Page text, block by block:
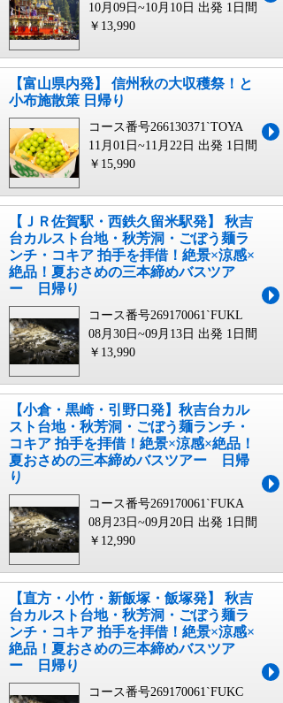
10月09日~10月10日 出発 1日間
￥13,990
【富山県内発】 信州秋の大収穫祭！と
小布施散策 日帰り
コース番号266130371`TOYA
11月01日~11月22日 出発 1日間
￥15,990
【ＪＲ佐賀駅・西鉄久留米駅発】 秋吉
台カルスト台地・秋芳洞・ごぼう麺ラ
ンチ・コキア 拍手を拝借！絶景×涼感×
絶品！夏おさめの三本締めバスツア
ー 日帰り
コース番号269170061`FUKL
08月30日~09月13日 出発 1日間
￥13,990
【小倉・黒崎・引野口発】秋吉台カル
スト台地・秋芳洞・ごぼう麺ランチ・
コキア 拍手を拝借！絶景×涼感×絶品！
夏おさめの三本締めバスツアー 日帰
り
コース番号269170061`FUKA
08月23日~09月20日 出発 1日間
￥12,990
【直方・小竹・新飯塚・飯塚発】 秋吉
台カルスト台地・秋芳洞・ごぼう麺ラ
ンチ・コキア 拍手を拝借！絶景×涼感×
絶品！夏おさめの三本締めバスツア
ー 日帰り
コース番号269170061`FUKC